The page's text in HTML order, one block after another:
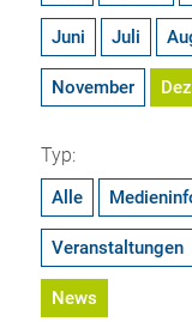
Juni Juli
November
Typ:
Alle
Veranstaltungen
News